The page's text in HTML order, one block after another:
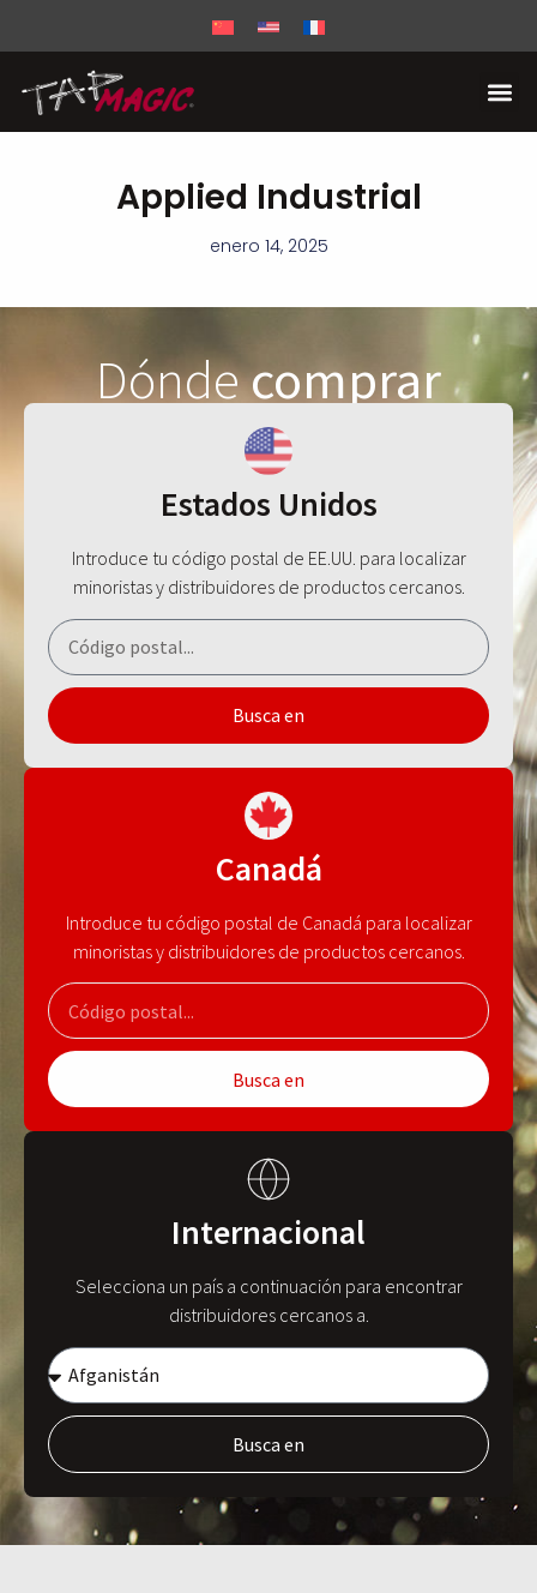
Applied Industrial
enero 14, 2025
Dóndecomprar
Estados Unidos
Introduce tu código postal de EE.UU. para localizar
minoristas y distribuidores de productos cercanos.
Busca en
Canadá
Introduce tu código postal de Canadá para localizar
minoristas y distribuidores de productos cercanos.
Busca en
Internacional
Selecciona un país a continuación para encontrar
distribuidores cercanos a.
Busca en